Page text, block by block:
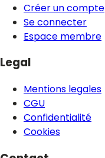
Créer un compte
Se connecter
Espace membre
Legal
Mentions legales
CGU
Confidentialité
Cookies